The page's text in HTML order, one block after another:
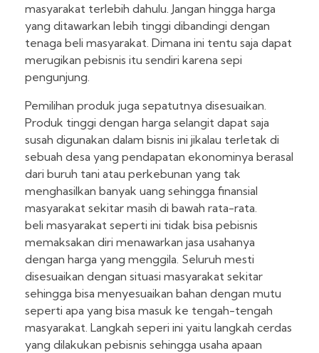
masyarakat terlebih dahulu. Jangan hingga harga
yang ditawarkan lebih tinggi dibandingi dengan
tenaga beli masyarakat. Dimana ini tentu saja dapat
merugikan pebisnis itu sendiri karena sepi
pengunjung.
Pemilihan produk juga sepatutnya disesuaikan.
Produk tinggi dengan harga selangit dapat saja
susah digunakan dalam bisnis ini jikalau terletak di
sebuah desa yang pendapatan ekonominya berasal
dari buruh tani atau perkebunan yang tak
menghasilkan banyak uang sehingga finansial
masyarakat sekitar masih di bawah rata-rata.
beli masyarakat seperti ini tidak bisa pebisnis
memaksakan diri menawarkan jasa usahanya
dengan harga yang menggila. Seluruh mesti
disesuaikan dengan situasi masyarakat sekitar
sehingga bisa menyesuaikan bahan dengan mutu
seperti apa yang bisa masuk ke tengah-tengah
masyarakat. Langkah seperi ini yaitu langkah cerdas
yang dilakukan pebisnis sehingga usaha apaan